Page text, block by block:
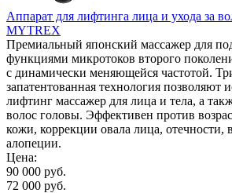
Аппарат для лифтинга лица и ухода за
MYTREX
Премиальный японский массажер для
функциями микротоков второго
с динамически меняющейся частотой.
запатентованная технология позволяют
лифтинг массажер для лица и тела, а
волос головы. Эффективен против
кожи, коррекции овала лица, отечности,
алопеции.
Цена:
90 000 руб.
72 000 руб.